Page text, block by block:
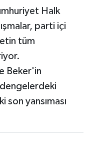
Halk
parti içi
tüm
Beker'in
son yansıması